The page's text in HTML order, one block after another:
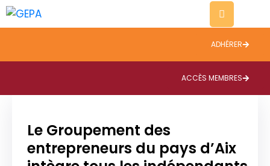
Contact
ADHÉRER
ACCÈS MEMBRES
Le Groupement des
entrepreneurs du pays d’Aix